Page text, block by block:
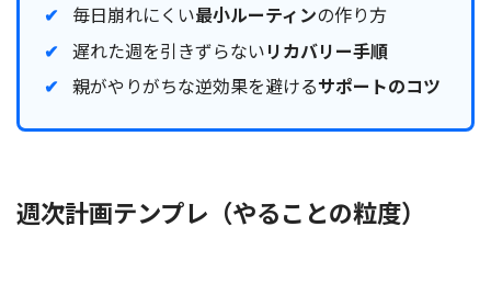
毎日崩れにくい最小ルーティンの作り方
遅れた週を引きずらないリカバリー手順
親がやりがちな逆効果を避けるサポートのコツ
週次計画テンプレ（やることの粒度）